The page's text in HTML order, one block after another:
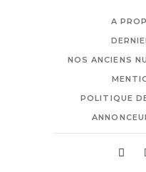
A
NOS ANCIENS
POLITIQUE